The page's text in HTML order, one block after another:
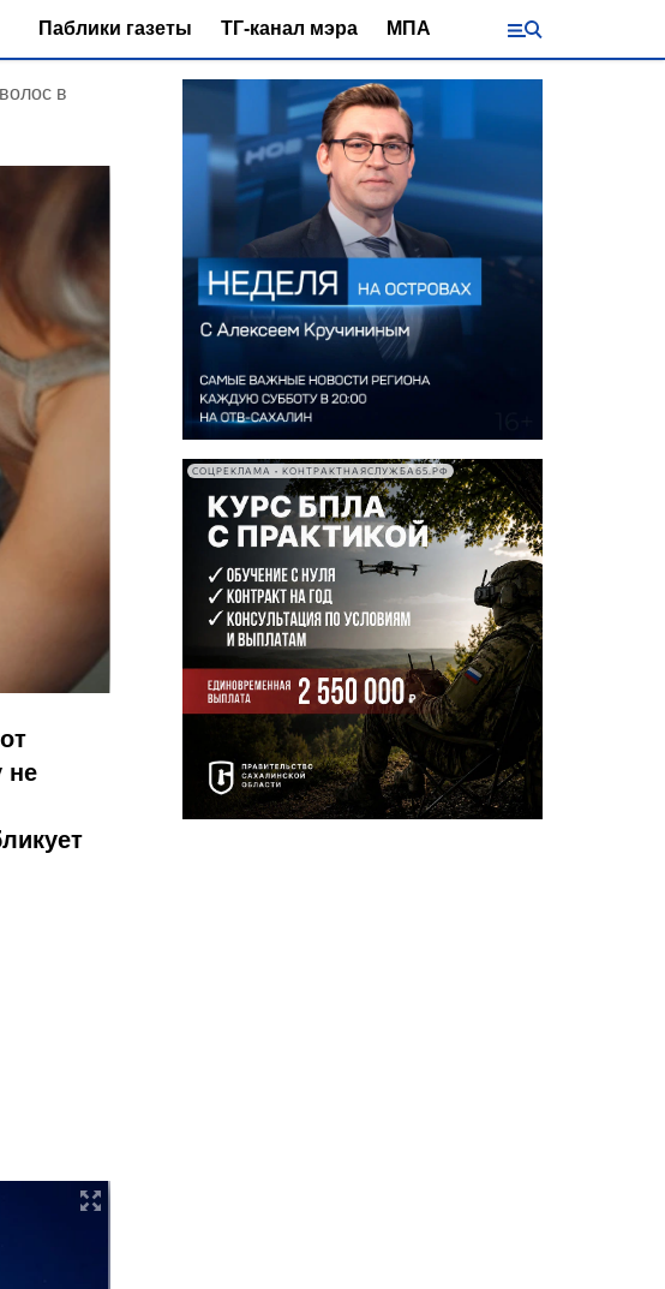
Паблики газеты ТГ-канал мэра МПА
в
не
СОЦРЕКЛАМА • КОНТРАКТНАЯСЛУЖБА65.РФ